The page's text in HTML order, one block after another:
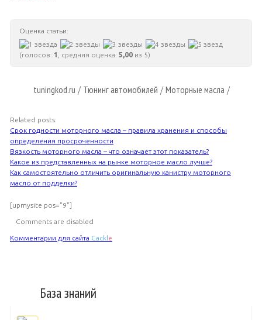
Оценка статьи:
(голосов: 1 , средняя оценка: 5,00 из 5)
tuningkod.ru / Тюнинг автомобилей / Моторные масла /
Related posts:
Срок годности моторного масла – правила хранения и способы
определения просроченности
Вязкость моторного масла – что означает этот показатель?
Какое из представленных на рынке моторное масло лучше?
Как самостоятельно отличить оригинальную канистру моторного
масло от подделки?
[upmysite pos="9"]
Comments are disabled
Комментарии для сайта Cackle
База знаний